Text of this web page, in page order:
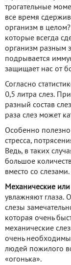
трогательные
все время
организм в
которые всегда
организм разным
подрывается
защищает нас от
Согласно
0,5 литра слез.
разный состав
раза слез может
Особенно
стресса,
Ведь, в таких
большое
вместо со
Механические
увлажняют глаза.
слезы
которая очень
механические
очень необходимы
людей пожилого
«огонька».